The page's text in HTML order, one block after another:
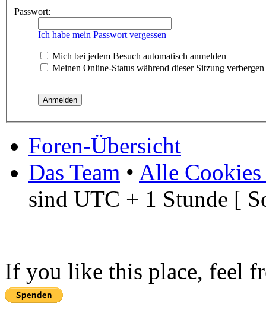
Passwort:
Ich habe mein Passwort vergessen
Mich bei jedem Besuch automatisch anmelden
Meinen Online-Status während dieser Sitzung verbergen
Foren-Übersicht
Das Team • Alle Cookies
sind UTC + 1 Stunde [
If you like this place, feel